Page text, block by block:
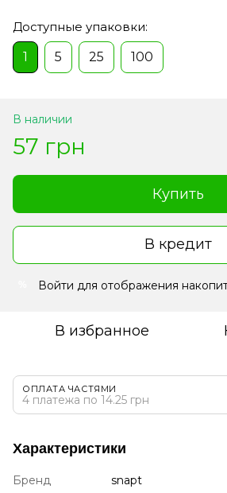
Доступные упаковки:
1
5 25 100
В наличии
57 грн
Купить
В кредит
Войти для отображения
В избранное
ОПЛАТА ЧАСТЯМИ
4 платежа по 14.25 грн
Характеристики
Бренд
snapt